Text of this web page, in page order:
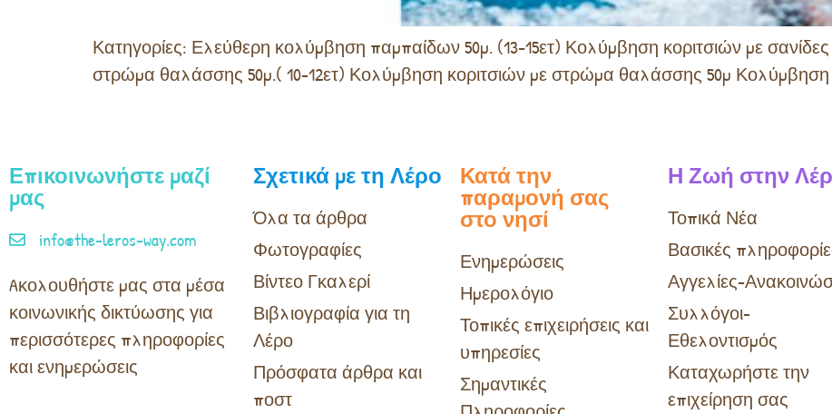
Κατηγορίες: Ελεύθερη κολύμβηση παμπαίδων 50μ. (13-15ετ) Κολύμβηση κοριτσιών με
στρώμα θαλάσσης 50μ.( 10-12ετ) Κολύμβηση κοριτσιών με στρώμα θαλάσσης 50μ Κολύμβηση
Επικοινωνήστε μαζί
μας
info@the-leros-way.com
Aκολουθήστε μας στα μέσα
κοινωνικής δικτύωσης για
περισσότερες πληροφορίες
και ενημερώσεις
Σχετικά με τη Λέρο
Όλα τα άρθρα
Φωτογραφίες
Βίντεο Γκαλερί
Βιβλιογραφία για τη
Λέρο
Πρόσφατα άρθρα και
ποστ
Κατά την
παραμονή σας
στο νησί
Ενημερώσεις
Ημερολόγιο
Τοπικές επιχειρήσεις και
υπηρεσίες
Σημαντικές
Η Ζωή στην
Τοπικά Νέα
Βασικές
Αγγελίες-
Συλλόγοι-
Εθελοντισμός
Καταχωρήστε την
επιχείρηση σας